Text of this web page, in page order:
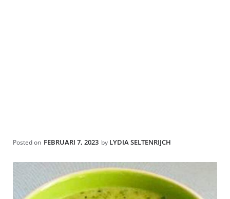
Posted on FEBRUARI 7, 2023 by LYDIA SELTENRIJCH